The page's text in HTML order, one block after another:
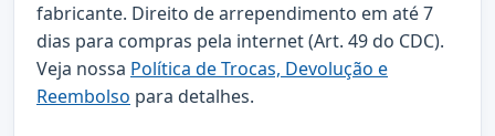
fabricante. Direito de arrependimento em até 7
dias para compras pela internet (Art. 49 do CDC).
Veja nossa Política de Trocas, Devolução e
Reembolso para detalhes.